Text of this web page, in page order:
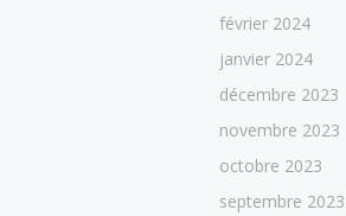
février 2024
janvier 2024
décembre 2023
novembre 2023
octobre 2023
septembre 2023